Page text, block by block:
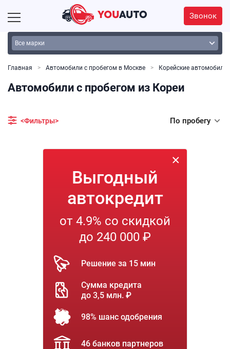
Звонок
Главная Автомобили с пробегом в Москве Корейские автомобили
Автомобили с пробегом из Кореи
<Фильтры> По пробегу
Выгодный
автокредит
от 4.9% со скидкой
до 240 000 ₽
Решение за 15 мин
Сумма кредита
до 3,5 млн. ₽
98% шанс одобрения
46 банков партнеров